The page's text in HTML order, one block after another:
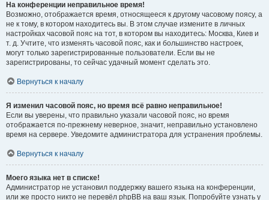
На конференции неправильное время!
Возможно, отображается время, относящееся к другому часовому поясу, а
не к тому, в котором находитесь вы. В этом случае измените в личных
настройках часовой пояс на тот, в котором вы находитесь: Москва, Киев и
т. д. Учтите, что изменять часовой пояс, как и большинство настроек,
могут только зарегистрированные пользователи. Если вы не
зарегистрированы, то сейчас удачный момент сделать это.
Вернуться к началу
Я изменил часовой пояс, но время всё равно неправильное!
Если вы уверены, что правильно указали часовой пояс, но время
отображается по-прежнему неверное, значит, неправильно установлено
время на сервере. Уведомите администратора для устранения проблемы.
Вернуться к началу
Моего языка нет в списке!
Администратор не установил поддержку вашего языка на конференции,
или же просто никто не перевёл phpBB на ваш язык. Попробуйте узнать у